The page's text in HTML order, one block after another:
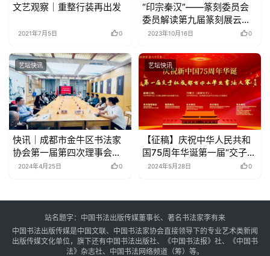
文艺观察｜重整行装再出发
2021年7月5日 0
“印宗秦汉”——篆刻委员会
委员解读第九届篆刻展云课
堂在锦州举办
2023年10月16日 0
艺坛快讯
快讯｜成都市金牛区书法家
协会第一届第四次理事会顺
利召开
2024年4月25日 0
艺坛快讯
【征稿】庆祝中华人民共和
国75周年华诞第一届“交子
杯”成都市中小学生书法大赛
2024年5月28日 0
站名题字：中国书法出版传媒董事长、著名书法家李有来
中国书法出版传媒是中国文联、中国书法家协会直接领导下的专业艺术类新闻
出版传媒文化单位，旗下还有中国书法出版社、《中国书法报》社、《中国书
法》杂志社、中国书法网络频道（筹）等。